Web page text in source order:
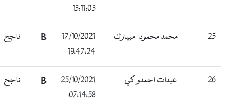
13:11:03
25 محمد محمود امبيارك
17/10/2021
19:47:24
B ناجح
26 عبدات احمدو كي
25/10/2021
07:14:58
B ناجح